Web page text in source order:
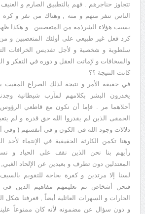
تتجاوز حناجرهم . فهم بالتطبيق الصارم و العنيف
الناس تنفر منهم و منه , وهناك من نفر و كره
بسبب هؤلاء الشرذمة من المتعصبين . و هكذا
كرد فعل غير طبيعي على أولئك المتعصبين و
سلطوية و شخصية و لأجل تقديس الخرافات
والسخافات و لإماتت العقل و دوره في التفكر و
كانت النتيجة ؟؟
في حقيقة الأمر و نتيجة لذلك الصراع المقيت
يخدرون البشر بكلامهم لمآرب شيطانية
أحلاهما مر . فإما أن نكون مع قاطعي
الحمقى الذين لم يقدروا الله حق قدره و لم
دلالات وجود الله في الكون و في أنفسهم ( وفي
وهنا تكمن الكارثة الحقيقية في الإنتماء
رأيهم بنا نحن الذين نقف على الحياد و
المعتدلين دون تطرف و بعيدين عن الإلحاد
لسنا إلا مرتدين و كفرة بحاجة للتقويم
فنحن أشخاص تم تعليمهم مفاهيم الدين في
الحارات و السهرات العائلية أيضاً , فعرفنا شكل
و دون سؤال عن مضمونه لأنه كان ممنوعاً